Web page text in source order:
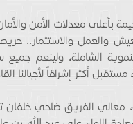
بأعلى معدلات الأمن
والعمل والاستثمار..
الشاملة، ولينعم
أكثر إشراقاً لأجيالنا
الفريق ضاحي خلفان